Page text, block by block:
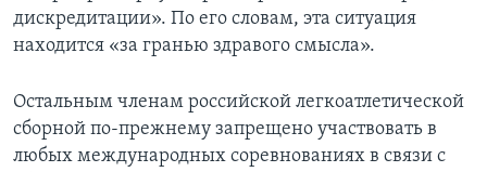
дискредитации». По его словам, эта ситуация
находится «за гранью здравого смысла».
Остальным членам российской легкоатлетической
сборной по-прежнему запрещено участвовать в
любых международных соревнованиях в связи с